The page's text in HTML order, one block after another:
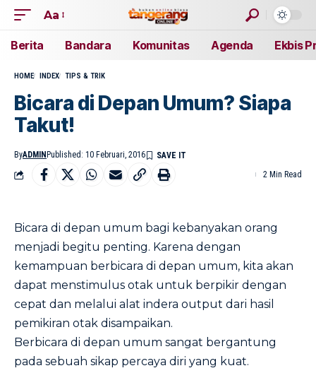
Aa
Berita Bandara Komunitas Agenda Ekbis
HOME INDEX TIPS & TRIK
Bicara di Depan Umum? Siapa
Takut!
ByADMIN Published: 10 Februari, 2016
2 Min Read
Bicara di depan umum bagi kebanyakan orang
menjadi begitu penting. Karena dengan
kemampuan berbicara di depan umum, kita akan
dapat menstimulus otak untuk berpikir dengan
cepat dan melalui alat indera output dari hasil
pemikiran otak disampaikan.
Berbicara di depan umum sangat bergantung
pada sebuah sikap percaya diri yang kuat.